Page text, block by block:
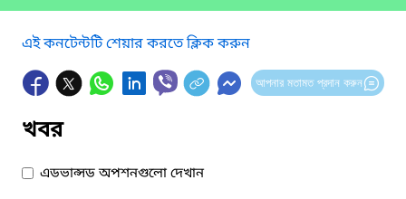
এই কনটেন্টটি শেয়ার করতে ক্লিক করুন
আপনার মতামত প্রদান করুন
খবর
এডভান্সড অপশনগুলো দেখান